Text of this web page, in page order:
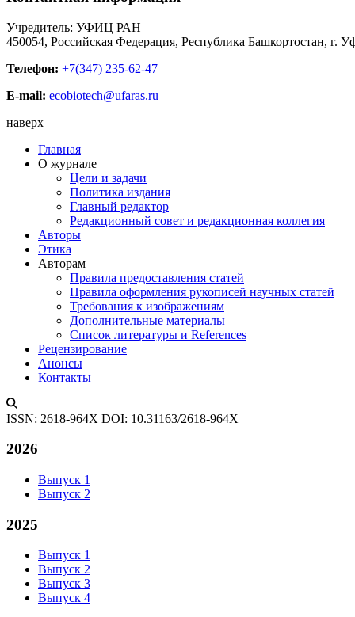
Учредитель: УФИЦ РАН
450054, Российская Федерация, Республика Башкортостан, г.
Телефон: +7(347) 235-62-47
E-mail: ecobiotech@ufaras.ru
наверх
Главная
О журнале
Цели и задачи
Политика издания
Главный редактор
Редакционный совет и редакционная коллегия
Авторы
Этика
Авторам
Правила предоставления статей
Правила оформления рукописей научных статей
Требования к изображениям
Дополнительные материалы
Список литературы и References
Рецензирование
Анонсы
Контакты
ISSN: 2618-964X DOI: 10.31163/2618-964X
2026
Выпуск 1
Выпуск 2
2025
Выпуск 1
Выпуск 2
Выпуск 3
Выпуск 4